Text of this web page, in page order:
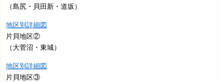
（島尻・貝田新・道坂）
地区別詳細図
片貝地区②
（大菅沼・東城）
地区別詳細図
片貝地区③